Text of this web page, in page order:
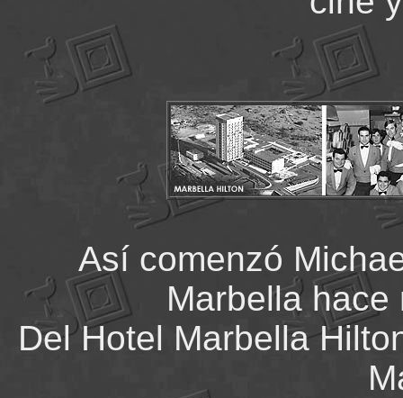
Así comenzó
Marbella
Del Hotel Marbella